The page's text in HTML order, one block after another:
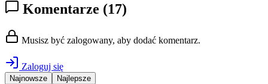
Komentarze (17)
Musisz być zalogowany, aby dodać komentarz.
Zaloguj się
Najnowsze Najlepsze